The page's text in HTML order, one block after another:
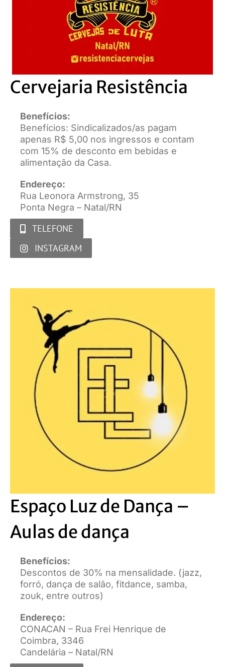
Cervejaria Resistência
Benefícios:
Benefícios: Sindicalizados/as pagam
apenas R$ 5,00 nos ingressos e contam
com 15% de desconto em bebidas e
alimentação da Casa.
Endereço:
Rua Leonora Armstrong, 35
Ponta Negra – Natal/RN
TELEFONE
INSTAGRAM
Espaço Luz de Dança –
Aulas de dança
Benefícios:
Descontos de 30% na mensalidade. (jazz,
forró, dança de salão, fitdance, samba,
zouk, entre outros)
Endereço:
CONACAN – Rua Frei Henrique de
Coimbra, 3346
Candelária – Natal/RN